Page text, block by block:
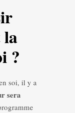
?
soi, il y a
sera